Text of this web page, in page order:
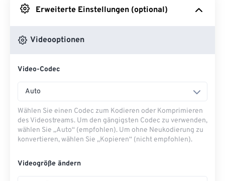
Erweiterte Einstellungen (optional)
Videooptionen
Video-Codec
Auto
Wählen Sie einen Codec zum Kodieren oder Komprimieren
des Videostreams. Um den gängigsten Codec zu verwenden,
wählen Sie „Auto“ (empfohlen). Um ohne Neukodierung zu
konvertieren, wählen Sie „Kopieren“ (nicht empfohlen).
Videogröße ändern